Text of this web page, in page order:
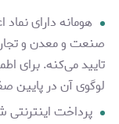
هومانه دارای
صنعت و معدن و
تایید می‌کنه. برای
لوگوی آن در پایین
پرداخت اینترنتی